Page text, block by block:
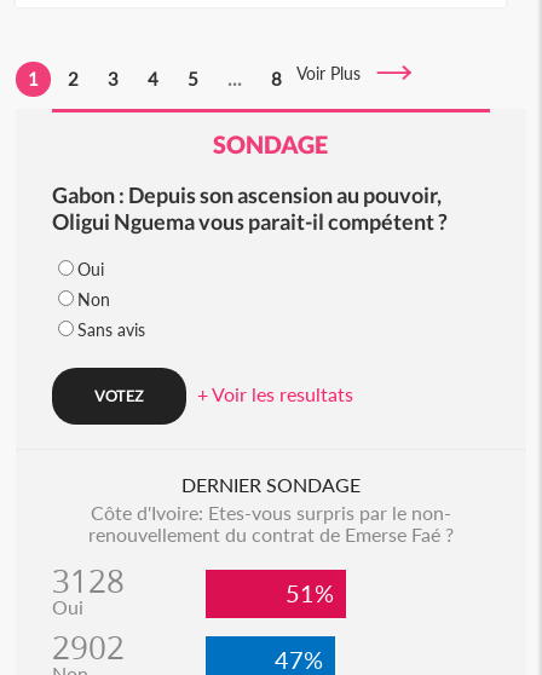
1 2 3 4 5 ... 8 Voir Plus
SONDAGE
Gabon : Depuis son ascension au pouvoir,
Oligui Nguema vous parait-il compétent ?
Oui
Non
Sans avis
+ Voir les resultats
DERNIER SONDAGE
Côte d'Ivoire: Etes-vous surpris par le non-
renouvellement du contrat de Emerse Faé ?
3128
Oui 51%
2902 47%